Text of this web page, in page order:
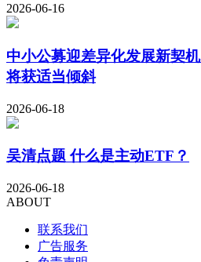
2026-06-16
中小公募迎差异化发展新契
将获适当倾斜
2026-06-18
吴清点题 什么是主动ETF？
2026-06-18
ABOUT
联系我们
广告服务